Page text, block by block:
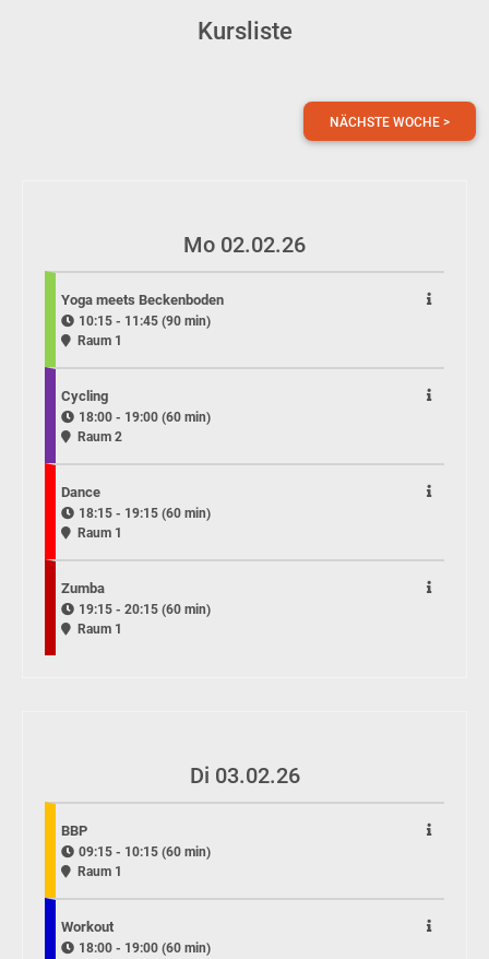
Kursliste
NÄCHSTE WOCHE >
Mo 02.02.26
Yoga meets Beckenboden
10:15 - 11:45 (90 min)
Raum 1
Cycling
18:00 - 19:00 (60 min)
Raum 2
Dance
18:15 - 19:15 (60 min)
Raum 1
Zumba
19:15 - 20:15 (60 min)
Raum 1
Di 03.02.26
BBP
09:15 - 10:15 (60 min)
Raum 1
Workout
18:00 - 19:00 (60 min)